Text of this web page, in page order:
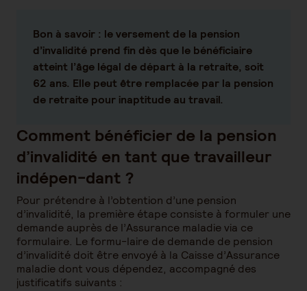
Bon à savoir : le versement de la pension
d’invalidité prend fin dès que le bénéficiaire
atteint l’âge légal de départ à la retraite, soit
62 ans. Elle peut être remplacée par la pension
de retraite pour inaptitude au travail.
Comment bénéficier de la pension
d’invalidité en tant que travailleur
indépen-dant ?
Pour prétendre à l’obtention d’une pension
d’invalidité, la première étape consiste à formuler une
demande auprès de l’Assurance maladie via ce
formulaire. Le formu-laire de demande de pension
d’invalidité doit être envoyé à la Caisse d’Assurance
maladie dont vous dépendez, accompagné des
justificatifs suivants :